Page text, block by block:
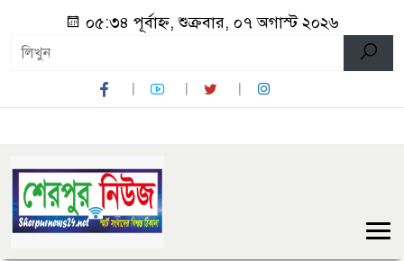
০৫:৩৪ পূর্বাহ্ন, শুক্রবার, ০৭ অগাস্ট ২০২৬